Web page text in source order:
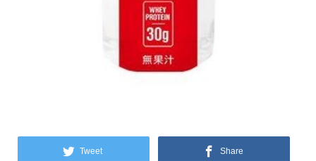
Tweet Share